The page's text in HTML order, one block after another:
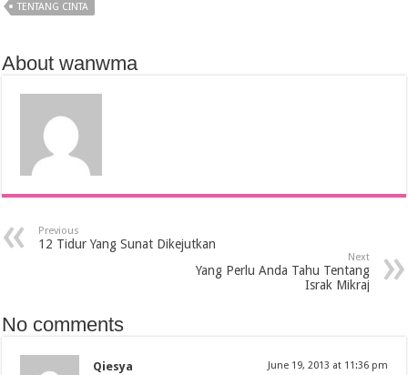
TENTANG CINTA
About wanwma
Previous
12 Tidur Yang Sunat Dikejutkan
Next
Yang Perlu Anda Tahu Tentang
Israk Mikraj
No comments
Qiesya June 19, 2013 at 11:36 pm